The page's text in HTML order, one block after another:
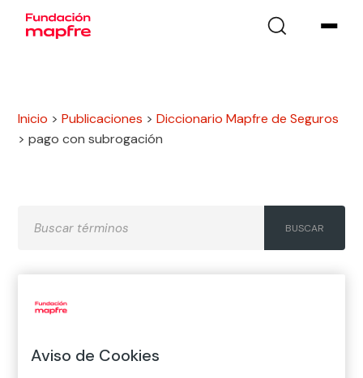
Inicio >Publicaciones >Diccionario Mapfre de Seguros
>pago con subrogación
A
Aviso de Cookies